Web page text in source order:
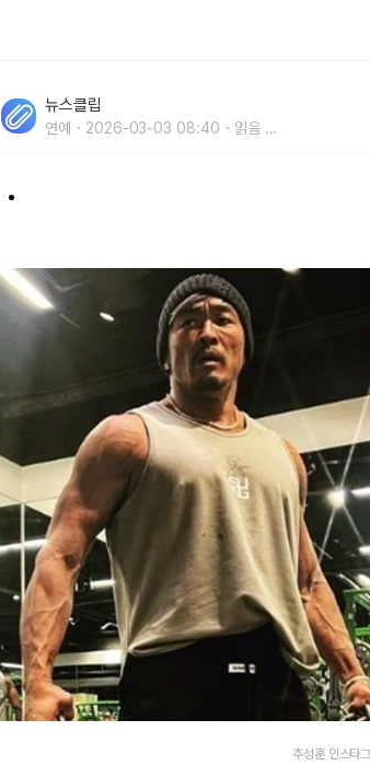
뉴스클립
연예 2026-03-03 08:40 읽음 ...
추성훈 인스타